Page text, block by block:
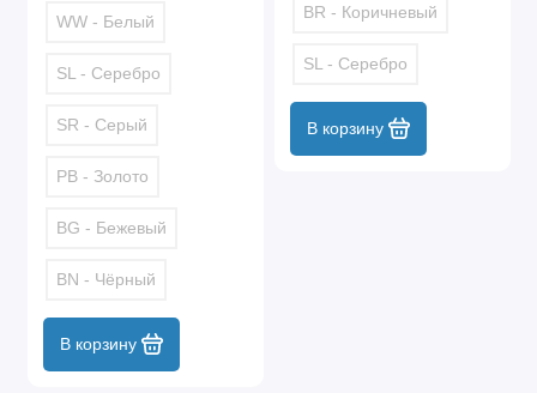
WW - Белый
SL - Серебро
SR - Серый
PB - Золото
BG - Бежевый
BN - Чёрный
В корзину
BR - Коричневый
SL - Серебро
В корзину